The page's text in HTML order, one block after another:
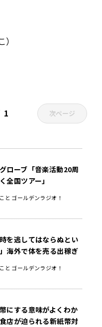
1 次ページ
ローブ「音楽活動20周
全国ツアー」
と ゴールデンラジオ！
時を逃してはならぬとい
海外で体を売る出稼ぎ
の実態を聞く
と ゴールデンラジオ！
にする意味がよくわか
店が迫られる新紙幣対